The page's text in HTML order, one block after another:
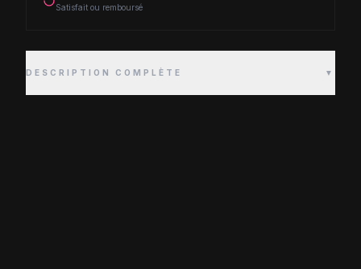
Satisfait ou remboursé
DESCRIPTION COMPLÈTE ▼